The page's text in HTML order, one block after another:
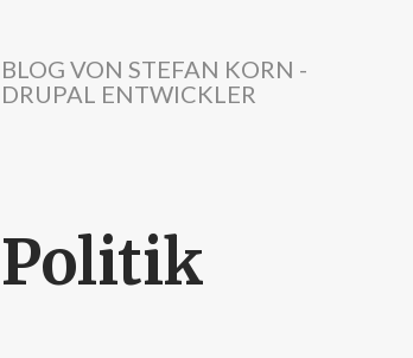
BLOG VON STEFAN KORN -
DRUPAL ENTWICKLER
Politik